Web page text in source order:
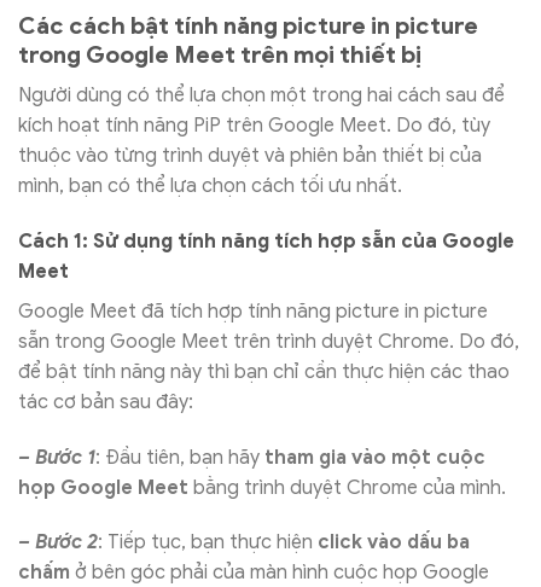
Các cách bật tính năng picture in picture
trong Google Meet trên mọi thiết bị
Người dùng có thể lựa chọn một trong hai cách sau để
kích hoạt tính năng PiP trên Google Meet. Do đó, tùy
thuộc vào từng trình duyệt và phiên bản thiết bị của
mình, bạn có thể lựa chọn cách tối ưu nhất.
Cách 1: Sử dụng tính năng tích hợp sẵn của Google
Meet
Google Meet đã tích hợp tính năng picture in picture
sẵn trong Google Meet trên trình duyệt Chrome. Do đó,
để bật tính năng này thì bạn chỉ cần thực hiện các thao
tác cơ bản sau đây:
– Bước 1: Đầu tiên, bạn hãy tham gia vào một cuộc
họp Google Meet bằng trình duyệt Chrome của mình.
– Bước 2: Tiếp tục, bạn thực hiện click vào dấu ba
chấm ở bên góc phải của màn hình cuộc họp Google